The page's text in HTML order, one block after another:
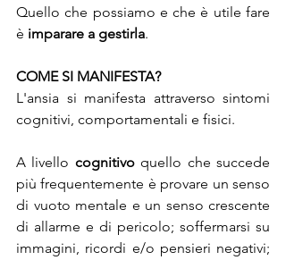
Quello che possiamo e che è utile fare
è imparare a gestirla.
COME SI MANIFESTA?
L'ansia si manifesta attraverso sintomi
cognitivi, comportamentali e fisici.
A livello cognitivo quello che succede
più frequentemente è provare un senso
di vuoto mentale e un senso crescente
di allarme e di pericolo; soffermarsi su
immagini, ricordi e/o pensieri negativi;